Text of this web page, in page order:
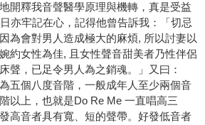
開釋我音聲醫學原理與機轉，真是受益
亦牢記在心，記得他曾告訴我：「切忌
為會對男人造成極大的麻煩, 所以討妻以
約女性為佳, 且女性聲音甜美者乃性伴侶
聲，已足令男人為之銷魂。」又曰：
五個八度音階，一般成年人至少兩個音
以上，也就是Do Re Me 一直唱高三
高音者具有寬、短的聲帶。好發低音者